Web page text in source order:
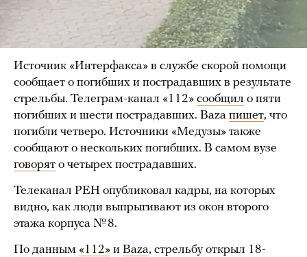
Источник «Интерфакса» в службе скорой помощи
сообщает о погибших и пострадавших в результате
стрельбы. Телеграм-канал «112» сообщил о пяти
погибших и шести пострадавших. Baza пишет, что
погибли четверо. Источники «Медузы» также
сообщают о нескольких погибших. В самом вузе
говорят о четырех пострадавших.
Телеканал РЕН опубликовал кадры, на которых
видно, как люди выпрыгивают из окон второго
этажа корпуса № 8.
По данным «112» и Baza, стрельбу открыл 18-